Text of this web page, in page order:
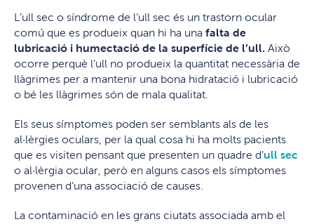
L’ull sec o síndrome de l’ull sec és un trastorn ocular
comú que es produeix quan hi ha una falta de
lubricació i humectació de la superfície de l’ull. Això
ocorre perquè l’ull no produeix la quantitat necessària de
llàgrimes per a mantenir una bona hidratació i lubricació
o bé les llàgrimes són de mala qualitat.
Els seus símptomes poden ser semblants als de les
al·lèrgies oculars, per la qual cosa hi ha molts pacients
que es visiten pensant que presenten un quadre d’ull sec
o al·lèrgia ocular, però en alguns casos els símptomes
provenen d’una associació de causes.
La contaminació en les grans ciutats associada amb el